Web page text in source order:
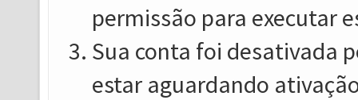
permissão para executar
Sua conta foi desativada
estar aguardando